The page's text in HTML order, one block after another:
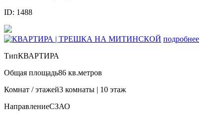
ID: 1488
подробнее
ТипКВАРТИРА
Общая площадь86 кв.метров
Комнат / этажей3 комнаты | 10 этаж
НаправлениеСЗАО